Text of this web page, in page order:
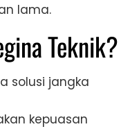
lama.
Teknik?
solusi jangka
kepuasan